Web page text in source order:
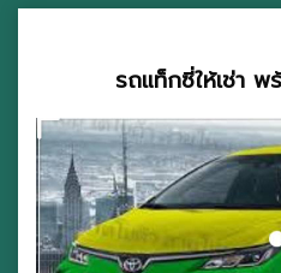
รถแท็กซี่ให้เช่า